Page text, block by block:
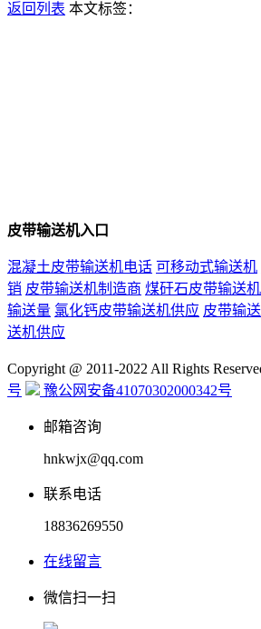
返回列表 本文标签：
皮带输送机入口
混凝土皮带输送机电话 可移动式输送机
销 皮带输送机制造商 煤矸石皮带输送机
输送量 氯化钙皮带输送机供应 皮带输
送机供应
Copyright @ 2011-2022 All Rights
号
豫公网安备41070302000342号
邮箱咨询
hnkwjx@qq.com
联系电话
18836269550
在线留言
微信扫一扫